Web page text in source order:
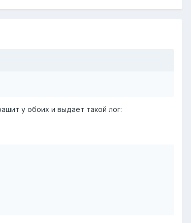
у обоих и выдает такой лог: